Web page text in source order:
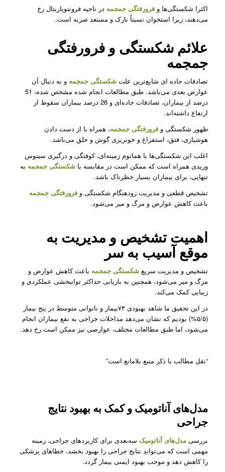
اکثرا شکستگی‌ها و فرورفتگی جمجمه ‌در ناحیه فرونتوپاریتال رخ
می‌دهند، زیرا استخوان نسبتاً نازک و مستعد ضربه است.
علائم شکستگی و فرورفتگی
جمجمه
تصادفات جاده ای شایع‌ترین علت شکستگی جمجمه و به دنبال آن
عوارض بعدی می‌باشد. طبق مطالعات انجام شده مشخص شده، 51
درصد از بیماران، تصادفات جاده‌ای و 26 درصد بیماران سقوط از
ارتفاع داشته‌اند.
ظهور شکستگی و فرورفتگی جمجمه، همراه با از دست دادن
هوشیاری، فتق، استفراغ و خونریزی گوش و حلق می‌باشد.
اغلب این شکستگی‌ها با هماتوم زمینه‌ای، کوفتگی و درگیری سینوس
وریدی همراه است که ممکن است در مقایسه با شکستگی جمجمه به
تنهایی، برای بیماران بسیار خطرناک باشد.
تشخیص قطعی و مدیریت زودهنگام شکستگی و فرورفتگی جمجمه
باعث کاهش عوارض و مرگ و میر می‌شود.
اهمیت تشخیص و مدیریت به
موقع آسیب به سر
تشخیص و مدیریت سریع شکستگی جمجمه باعث کاهش عوارض و
مرگ و میر می‌شود، همچنین به بازیابی حداکثر توانبخشی عملکردی و
زیبایی کمک می‌کند.
در این تحقیق ما شاهد بهبودی ۷۳بیمار و ناتوانی متوسط در پنج بیمار
(۵/۵%) بودیم که نشان می‌دهد مداخلات جراحی به نفع بیماران انجام
می‌شود، اما طبق مطالعات مختلف، عوارضی نیز ممکن است رخ دهد.
“نقل مطالب با ذکر منبع بلامانع است”
مدل‌های آناتومیک و کمک به بهبود نتایج
جراحی
بررسی مدل‌های آناتومیکسه‌بعدی برای کاربردهای جراحی، زمینه
مهمی است که می‌تواند نتایج جراحی را بهبود بخشد، خطاهای پزشکی
را کاهش دهد و موجب بهبود ایمنی بیمار گردد.